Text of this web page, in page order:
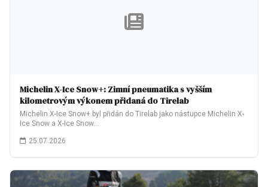
Michelin X-Ice Snow+: Zimní pneumatika s vyšším
kilometrovým výkonem přidaná do Tirelab
Michelin X-Ice Snow+ byl přidán do Tirelab jako nástupce Michelin X-
Ice Snow a X-Ice Snow…
25.07.2026